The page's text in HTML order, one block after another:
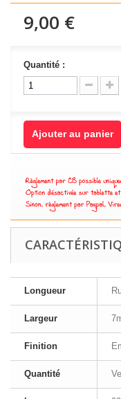
9,00 €
Quantité :
Ajouter au panier
Longueur
Largeur
Finition
Quantité